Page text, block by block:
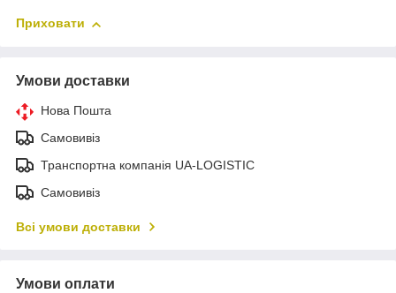
Приховати
Умови доставки
Нова Пошта
Самовивіз
Транспортна компанія UA-LOGISTIC
Самовивіз
Всі умови доставки
Умови оплати